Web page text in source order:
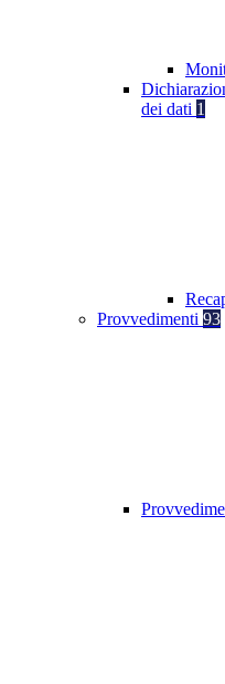
dei dati 1
Provvedimenti 93